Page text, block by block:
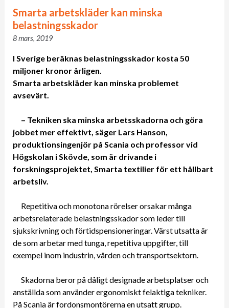
Smarta arbetskläder kan minska
belastningsskador
8 mars, 2019
I Sverige beräknas belastningsskador kosta 50
miljoner kronor årligen.
Smarta arbetskläder kan minska problemet
avsevärt.
– Tekniken ska minska arbetsskadorna och göra
jobbet mer effektivt, säger Lars Hanson,
produktionsingenjör på Scania och professor vid
Högskolan i Skövde, som är drivande i
forskningsprojektet, Smarta textilier för ett hållbart
arbetsliv.
Repetitiva och monotona rörelser orsakar många
arbetsrelaterade belastningsskador som leder till
sjukskrivning och förtidspensioneringar. Värst utsatta är
de som arbetar med tunga, repetitiva uppgifter, till
exempel inom industrin, vården och transportsektorn.
Skadorna beror på dåligt designade arbetsplatser och
anställda som använder ergonomiskt felaktiga tekniker.
På Scania är fordonsmontörerna en utsatt grupp.